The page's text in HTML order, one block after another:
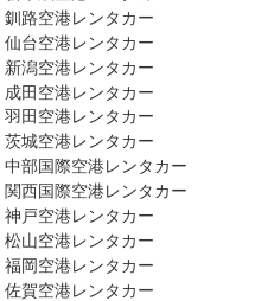
釧路空港レンタカー
仙台空港レンタカー
新潟空港レンタカー
成田空港レンタカー
羽田空港レンタカー
茨城空港レンタカー
中部国際空港レンタカー
関西国際空港レンタカー
神戸空港レンタカー
松山空港レンタカー
福岡空港レンタカー
佐賀空港レンタカー